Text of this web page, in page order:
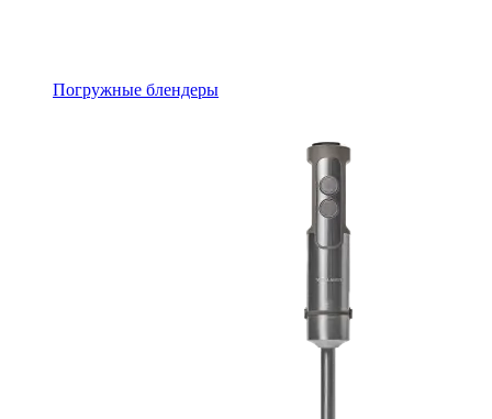
Погружные блендеры